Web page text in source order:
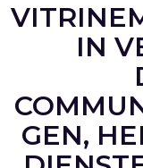
IN
GEN,